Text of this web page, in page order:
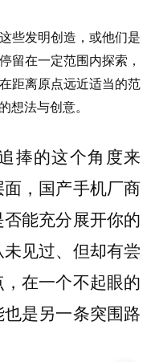
些发明创造，或他们是
留在一定范围内探索，
距离原点远近适当的范
想法与创意。
捧的这个角度来
，国产手机厂商
否能充分展开你的
见过、但却有尝
在一个不起眼的
是另一条突围路